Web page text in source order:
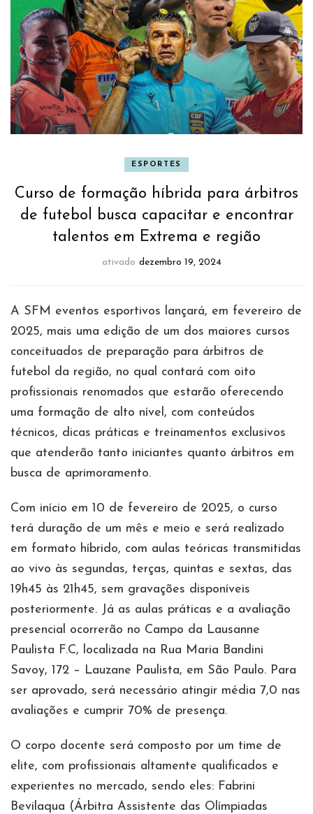
ESPORTES
Curso de formação híbrida para árbitros
de futebol busca capacitar e encontrar
talentos em Extrema e região
ativado dezembro 19, 2024
A SFM eventos esportivos lançará, em fevereiro de
2025, mais uma edição de um dos maiores cursos
conceituados de preparação para árbitros de
futebol da região, no qual contará com oito
profissionais renomados que estarão oferecendo
uma formação de alto nível, com conteúdos
técnicos, dicas práticas e treinamentos exclusivos
que atenderão tanto iniciantes quanto árbitros em
busca de aprimoramento.
Com início em 10 de fevereiro de 2025, o curso
terá duração de um mês e meio e será realizado
em formato híbrido, com aulas teóricas transmitidas
ao vivo às segundas, terças, quintas e sextas, das
19h45 às 21h45, sem gravações disponíveis
posteriormente. Já as aulas práticas e a avaliação
presencial ocorrerão no Campo da Lausanne
Paulista F.C, localizada na Rua Maria Bandini
Savoy, 172 – Lauzane Paulista, em São Paulo. Para
ser aprovado, será necessário atingir média 7,0 nas
avaliações e cumprir 70% de presença.
O corpo docente será composto por um time de
elite, com profissionais altamente qualificados e
experientes no mercado, sendo eles: Fabrini
Bevilaqua (Árbitra Assistente das Olímpiadas